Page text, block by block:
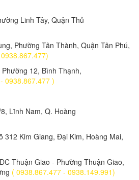
mp KN-2003WN.PIR
IPC-F22P-IMOU 2.0MP
2.0MP IPC-D22P-IMOU
Linh Tây, Quận Thủ
Phường Tân Thành, Quận Tân Phú,
0938.867.477)
12, Bình Thạnh,
0938.867.477 )
Lĩnh Nam, Q. Hoàng
312 Kim Giang, Đại Kim, Hoàng Mai,
Thuận Giao - Phường Thuận Giao,
( 0938.867.477 - 0938.149.991)